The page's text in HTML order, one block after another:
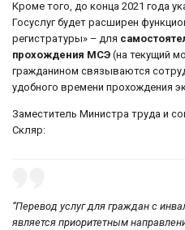
Кроме того, до конца 2021 года
Госуслуг будет расширен
регистратуры» – для
прохождения МСЭ (на текущий
гражданином связываются
удобного времени прохождения
Заместитель Министра труда и
Скляр:
“Перевод услуг для граждан с
является приоритетным